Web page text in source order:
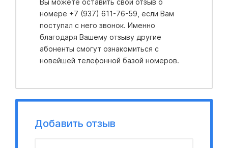
номере +7 (937) 611-76-59, если Вам
поступал с него звонок. Именно
благодаря Вашему отзыву другие
абоненты смогут ознакомиться с
новейшей телефонной базой номеров.
Добавить отзыв